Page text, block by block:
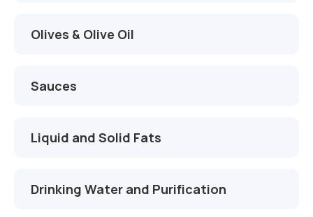
Olives & Olive Oil
Sauces
Liquid and Solid Fats
Drinking Water and Purification